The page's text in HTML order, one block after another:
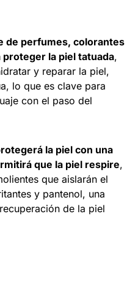
de perfumes, colorantes
la piel tatuada,
y reparar la piel,
lo que es clave para
con el paso del
la piel con una
que la piel respire,
que aislarán el
y pantenol, una
de la piel